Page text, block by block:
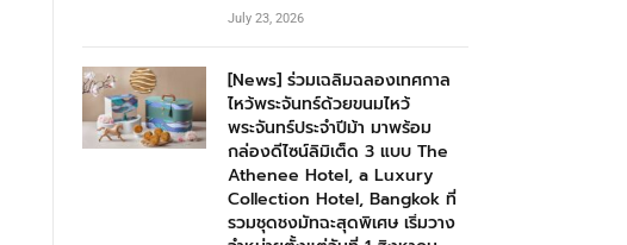
July 23, 2026
[News] ร่วมเฉลิมฉลองเทศกาล
ไหว้พระจันทร์ด้วยขนมไหว้
พระจันทร์ประจำปีม้า มาพร้อม
กล่องดีไซน์ลิมิเต็ด 3 แบบ The
Athenee Hotel, a Luxury
Collection Hotel, Bangkok ที่
รวมชุดชงมัทฉะสุดพิเศษ เริ่มวาง